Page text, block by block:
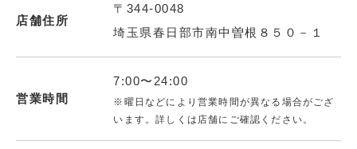
店舗住所
〒344-0048
埼玉県春日部市南中曽根８５０－１
営業時間
7:00〜24:00
※曜日などにより営業時間が異なる場合がござ
います。詳しくは店舗にご確認ください。